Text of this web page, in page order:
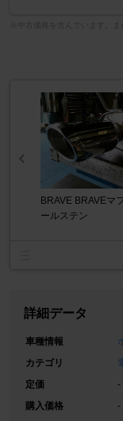
BRAVE BRAVE
ールステン
詳細データ
車種情報
カテゴリ
定価
-
購入価格
-